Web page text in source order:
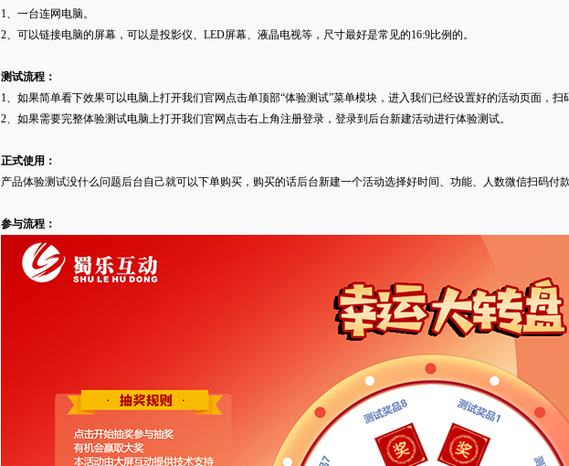
1、一台连网电脑。
2、可以链接电脑的屏幕，可以是投影仪、LED屏幕、液晶电视等，尺寸最好是常见的16:9比例的。
测试流程：
1、如果简单看下效果可以电脑上打开我们官网点击单顶部“体验测试”菜单模块，进入我们已经设置好的活动页面，扫
2、如果需要完整体验测试电脑上打开我们官网点击右上角注册登录，登录到后台新建活动进行体验测试。
正式使用：
产品体验测试没什么问题后台自己就可以下单购买，购买的话后台新建一个活动选择好时间、功能、人数微信扫码付
参与流程：